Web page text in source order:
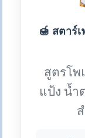
🍯 สตาร์
สูตรโพ
แป้ง น้ำ